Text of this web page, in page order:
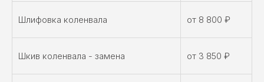
Шлифовка коленвала от 8 800 ₽
Шкив коленвала - замена от 3 850 ₽